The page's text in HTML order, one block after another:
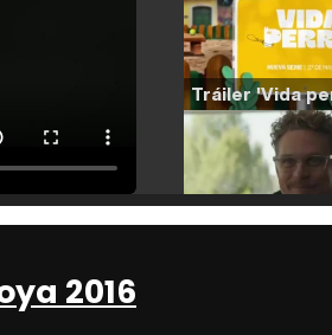
2016